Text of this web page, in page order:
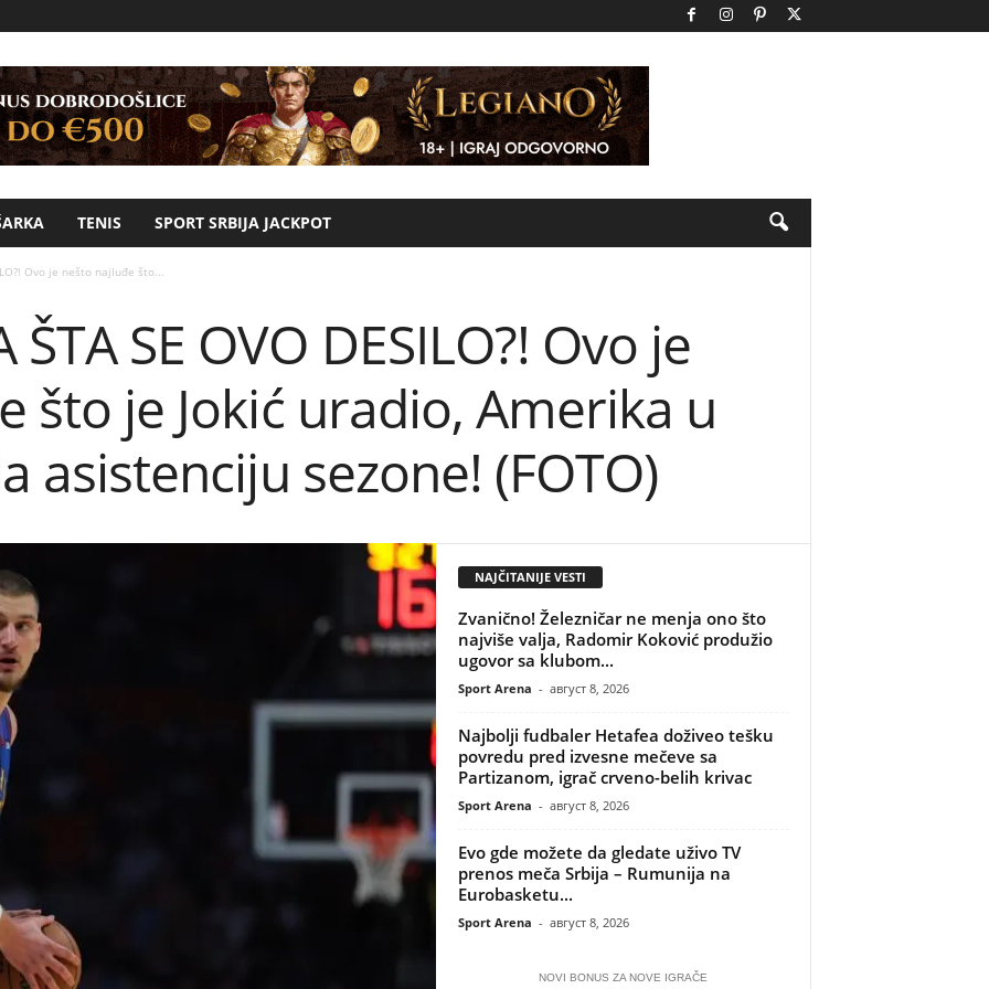
TENIS SPORT SRBIJA JACKPOT
Ovo je nešto najluđe što...
ŠTA SE OVO DESILO?! Ovo je
što je Jokić uradio, Amerika u
asistenciju sezone! (FOTO)
NAJČITANIJE VESTI
Zvanično! Železničar ne menja ono što
najviše valja, Radomir Koković produžio
ugovor sa klubom...
Sport Arena - август 8, 2026
Najbolji fudbaler Hetafea doživeo tešku
povredu pred izvesne mečeve sa
Partizanom, igrač crveno-belih krivac
Sport Arena - август 8, 2026
Evo gde možete da gledate uživo TV
prenos meča Srbija – Rumunija na
Eurobasketu...
Sport Arena - август 8, 2026
NOVI BONUS ZA NOVE IGRAČE